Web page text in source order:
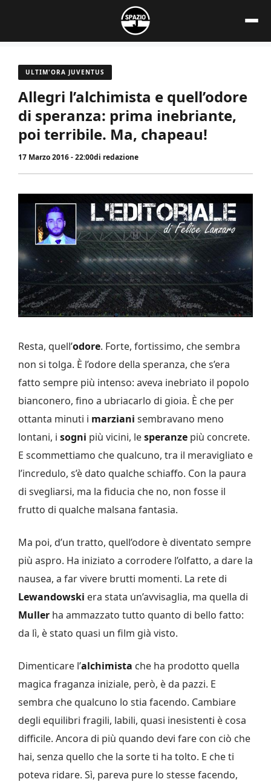
contenuto
ULTIM'ORA JUVENTUS
Allegri l’alchimista e quell’odore
di speranza: prima inebriante,
poi terribile. Ma, chapeau!
17 Marzo 2016 - 22:00di redazione
Resta, quell’odore. Forte, fortissimo, che sembra
non si tolga. È l’odore della speranza, che s’era
fatto sempre più intenso: aveva inebriato il popolo
bianconero, fino a ubriacarlo di gioia. È che per
ottanta minuti i marziani sembravano meno
lontani, i sogni più vicini, lesperanze più concrete.
E scommettiamo che qualcuno, tra il meravigliato e
l’incredulo, s’è dato qualche schiaffo. Con la paura
di svegliarsi, ma la fiducia che no, non fosse il
frutto di qualche malsana fantasia.
Ma poi, d’un tratto, quell’odore è diventato sempre
più aspro. Ha iniziato a corrodere l’olfatto, a dare la
nausea, a far vivere brutti momenti. La rete di
Lewandowski era stata un’avvisaglia, ma quella di
Muller ha ammazzato tutto quanto di bello fatto:
da lì, è stato quasi un film già visto.
Dimenticare l’alchimista che ha prodotto quella
magica fraganza iniziale, però, è da pazzi. E
sembra che qualcuno lo stia facendo. Cambiare
degli equilibri fragili, labili, quasi inesistenti è cosa
difficile. Ancora di più quando devi fare con ciò che
hai, senza quello che la sorte ti ha tolto. E che ti
poteva ridare. Sì, pareva pure lo stesse facendo,